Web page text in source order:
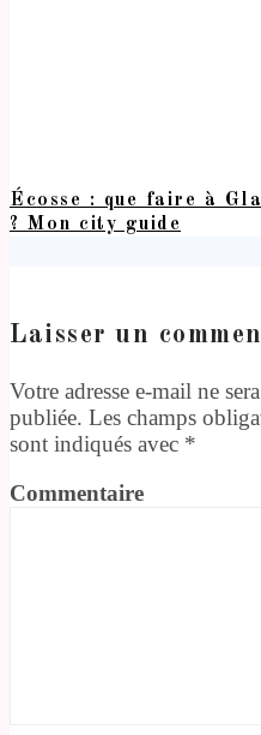
Écosse : que faire à
? Mon city guide
Laisser un
Votre adresse e-mail ne
publiée. Les champs
sont indiqués avec *
Commentaire